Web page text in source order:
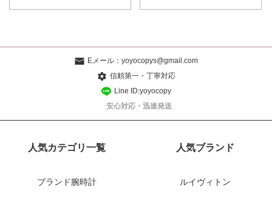
Eメール： yoyocopys@gmail.com
信頼第一・丁寧対応
Line ID:yoyocopy
安心対応・迅速発送
人気カテゴリ一覧
ブランド腕時計
人気ブランド
ルイヴィトン